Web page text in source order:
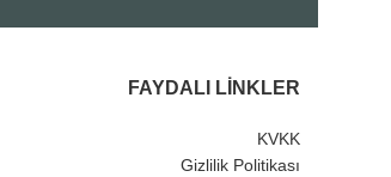
FAYDALI LINKLER
KVKK
Gizlilik Politikası